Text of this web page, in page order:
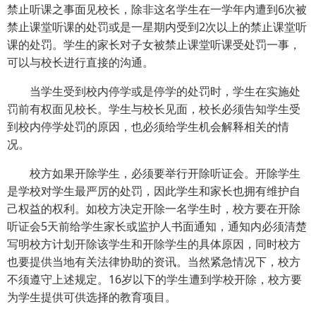
禁止听课之事面见校长，除非这名学生在一学年内遭到6次被
禁止课堂听课的处罚或是一星期内受到2次以上的禁止课堂听
课的处罚。学生的家长对子女被禁止课堂听课受处罚一事，
可以与校长进行直接的沟通。
当学生受到校内停学或是停学的处罚时，学生在实施处
罚前有权面见校长。学生与校长见面，校长必须告知学生受
到校内停学处罚的原因，也必须给学生机会解释相关的情
况。
校方如果开除学生，必须要举行开除听证会。开除学生
是学校对学生最严厉的处罚，因此学生和家长也拥有维护自
己权益的权利。如校方决定开除一名学生时，校方要在开除
听证会5天前给学生家长或监护人书面通知，通知内必须清楚
写明校方计划开除该学生和开除学生的具体原因，同时校方
也要提供当地有关法律协助的资讯。当然紧急情况下，校方
不须遵守上述规定。16岁以下的学生遭到学校开除，校方要
为学生提供可供选择的教育项目。